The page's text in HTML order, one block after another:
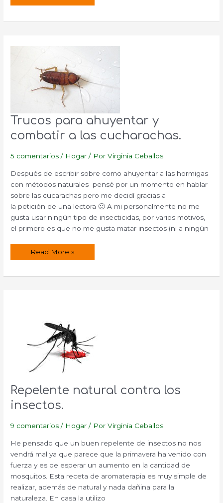
aire
Trucos para ahuyentar y
combatir a las cucharachas.
5 comentarios / Hogar / PorVirginia Ceballos
Después de escribir sobre como ahuyentar a las hormigas
con métodos naturales pensé por un momento en hablar
sobre las cucarachas pero me decidí gracias a
la petición de una lectora 🙂 A mi personalmente no me
gusta usar ningún tipo de insecticidas, por varios motivos,
el primero es que no me gusta matar insectos (ni a ningún
Trucos
combatir
Read More »
Repelente natural contra los
insectos.
9 comentarios / Hogar / PorVirginia Ceballos
He pensado que un buen repelente de insectos no nos
vendrá mal ya que parece que la primavera ha venido con
fuerza y es de esperar un aumento en la cantidad de
mosquitos. Esta receta de aromaterapia es muy simple de
realizar, además de natural y nada dañina para la
naturaleza. En casa la utilizo